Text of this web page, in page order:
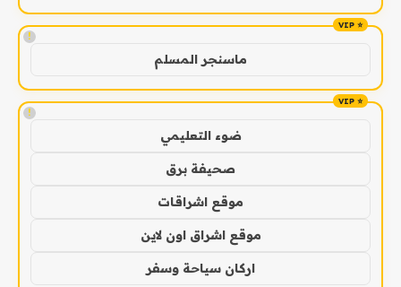
!
ماسنجر المسلم
!
ضوء التعليمي
صحيفة برق
موقع اشراقات
موقع اشراق اون لاين
اركان سياحة وسفر